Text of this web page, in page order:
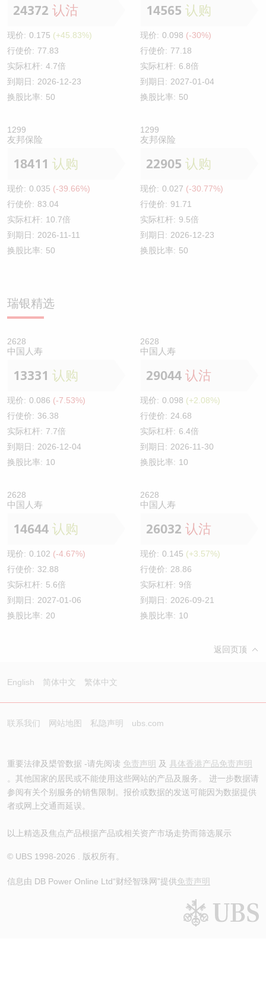
24372 认沽
现价: 0.175 (+45.83%)
行使价: 77.83
实际杠杆: 4.7倍
到期日: 2026-12-23
换股比率: 50
14565 认购
现价: 0.098 (-30%)
行使价: 77.18
实际杠杆: 6.8倍
到期日: 2027-01-04
换股比率: 50
1299
友邦保险
18411 认购
现价: 0.035 (-39.66%)
行使价: 83.04
实际杠杆: 10.7倍
到期日: 2026-11-11
换股比率: 50
1299
友邦保险
22905 认购
现价: 0.027 (-30.77%)
行使价: 91.71
实际杠杆: 9.5倍
到期日: 2026-12-23
换股比率: 50
瑞银精选
2628
中国人寿
13331 认购
现价: 0.086 (-7.53%)
行使价: 36.38
实际杠杆: 7.7倍
到期日: 2026-12-04
换股比率: 10
2628
中国人寿
29044 认沽
现价: 0.098 (+2.08%)
行使价: 24.68
实际杠杆: 6.4倍
到期日: 2026-11-30
换股比率: 10
2628
中国人寿
14644 认购
现价: 0.102 (-4.67%)
行使价: 32.88
实际杠杆: 5.6倍
到期日: 2027-01-06
换股比率: 20
2628
中国人寿
26032 认沽
现价: 0.145 (+3.57%)
行使价: 28.86
实际杠杆: 9倍
到期日: 2026-09-21
换股比率: 10
返回页顶
English 简体中文 繁体中文
联系我们 网站地图 私隐声明 ubs.com
重要法律及槼管数据 -请先阅读 免责声明 及 具体香港产品免责声明
。其他国家的居民或不能使用这些网站的产品及服务。 进一步数据请
参阅有关个别服务的销售限制。报价或数据的发送可能因为数据提供
者或网上交通而延误。
以上精选及焦点产品根据产品或相关资产市场走势而筛选展示
© UBS 1998-2026 . 版权所有。
信息由 DB Power Online Ltd“财经智珠网”提供免责声明